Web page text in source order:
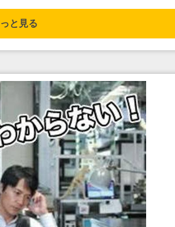
と見る